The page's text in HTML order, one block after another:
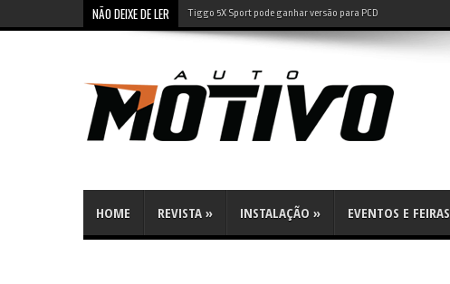
NÃO DEIXE DE LER Tiggo 5X Sport pode ganhar versão para PCD
HOME REVISTA » INSTALAÇÃO » EVENTOS E FEIRAS